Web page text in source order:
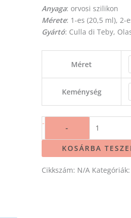
Anyaga: orvosi szilikon
Mérete: 1-es (20,5 ml), 2-
Gyártó: Culla di Teby,
Méret
Keménység
- -
KOSÁRBA
Cikkszám: N/A Kategóriák: